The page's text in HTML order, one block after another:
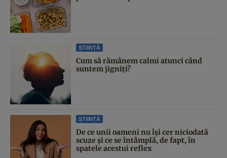
ȘTIINȚĂ
Cum să rămânem calmi atunci când
suntem jigniți?
ȘTIINȚĂ
De ce unii oameni nu își cer niciodată
scuze și ce se întâmplă, de fapt, în
spatele acestui reflex